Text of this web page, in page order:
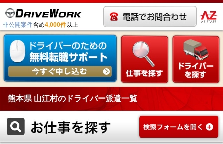
非公開案件含め4,000件以上
熊本県 山江村のドライバー派遣一覧